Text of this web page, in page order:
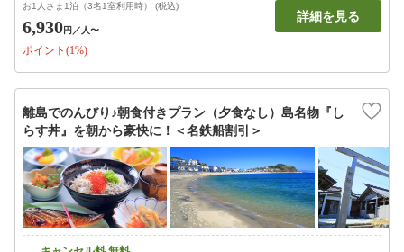
お1人さま1泊（3名1室利用時） (税込)
6,930円 ／人〜
ポイント(1%)
詳細を見る
離島でのんびり♪朝食付きプラン（夕食なし）島名物『し
らす丼』を朝から豪快に！＜名鉄船割引＞